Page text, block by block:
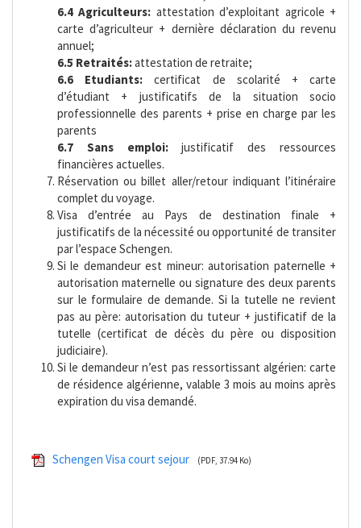
6.4 Agriculteurs: attestation d’exploitant agricole +
carte d’agriculteur + dernière déclaration du revenu
annuel;
6.5 Retraités:attestation de retraite;
6.6 Etudiants:certificat de scolarité + carte
d’étudiant + justificatifs de la situation socio
professionnelle des parents + prise en charge par les
parents
6.7 Sans emploi:justificatif des ressources
financières actuelles.
Réservation ou billet aller/retour indiquant l’itinéraire
complet du voyage.
Visa d’entrée au Pays de destination finale +
justificatifs de la nécessité ou opportunité de transiter
par l’espace Schengen.
Si le demandeur est mineur: autorisation paternelle +
autorisation maternelle ou signature des deux parents
sur le formulaire de demande. Si la tutelle ne revient
pas au père: autorisation du tuteur + justificatif de la
tutelle (certificat de décès du père ou disposition
judiciaire).
Si le demandeur n’est pas ressortissant algérien: carte
de résidence algérienne, valable 3 mois au moins après
expiration du visa demandé.
Schengen Visa court sejour (PDF, 37.94 Ko)